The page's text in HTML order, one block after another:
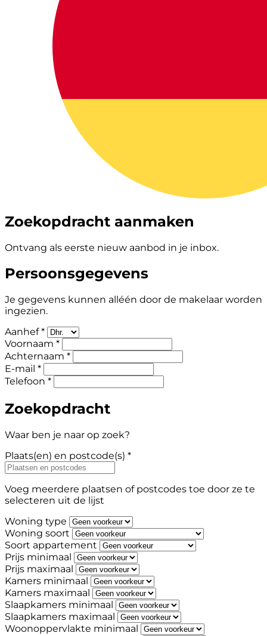
Zoekopdracht aanmaken
Ontvang als eerste nieuw aanbod in je inbox.
Persoonsgegevens
Je gegevens kunnen alléén door de makelaar worden
ingezien.
Aanhef *
Voornaam *
Achternaam *
E-mail *
Telefoon *
Zoekopdracht
Waar ben je naar op zoek?
Plaats(en) en postcode(s) *
Voeg meerdere plaatsen of postcodes toe door ze te
selecteren uit de lijst
Woning type
Woning soort
Soort appartement
Prijs minimaal
Prijs maximaal
Kamers minimaal
Kamers maximaal
Slaapkamers minimaal
Slaapkamers maximaal
Woonoppervlakte minimaal